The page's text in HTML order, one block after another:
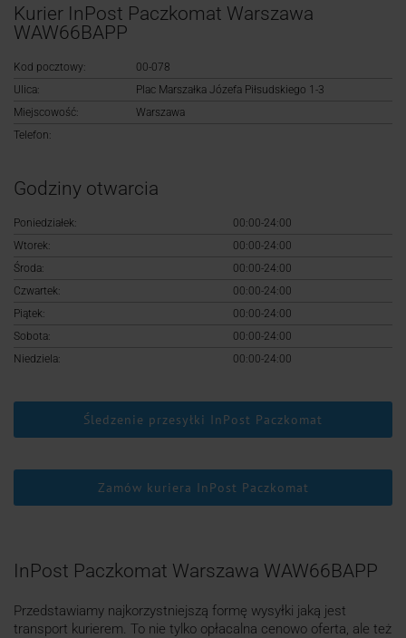
Logowanie
Kurier InPost Paczkomat Warszawa
WAW66BAPP
Kod pocztowy:
00-078
Ulica:
Plac Marszałka Józefa Piłsudskiego 1-3
Miejscowość:
Warszawa
Telefon:
Godziny otwarcia
Poniedziałek:
00:00-24:00
Wtorek:
00:00-24:00
Środa:
00:00-24:00
Czwartek:
00:00-24:00
Piątek:
00:00-24:00
Sobota:
00:00-24:00
Niedziela:
00:00-24:00
Śledzenie przesyłki InPost Paczkomat
Zamów kuriera InPost Paczkomat
InPost Paczkomat Warszawa WAW66BAPP
Przedstawiamy najkorzystniejszą formę wysyłki jaką jest
transport kurierem. To nie tylko opłacalna cenowo oferta, ale też